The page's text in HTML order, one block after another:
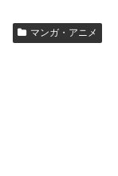
マンガ・アニメ